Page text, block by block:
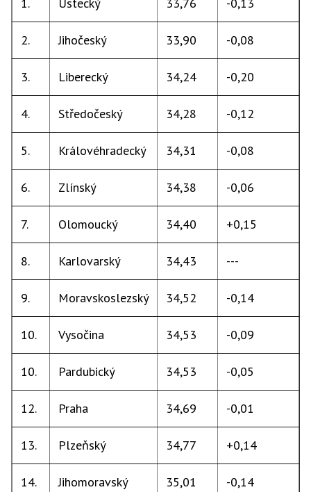
2. Jihočeský 33,90 -0,08
3. Liberecký 34,24 -0,20
4. Středočeský 34,28 -0,12
5. Královéhradecký 34,31 -0,08
6. Zlínský 34,38 -0,06
7. Olomoucký 34,40 +0,15
8. Karlovarský 34,43 ---
9. Moravskoslezský 34,52 -0,14
10. Vysočina 34,53 -0,09
10. Pardubický 34,53 -0,05
12. Praha 34,69 -0,01
13. Plzeňský 34,77 +0,14
14. Jihomoravský 35,01 -0,14